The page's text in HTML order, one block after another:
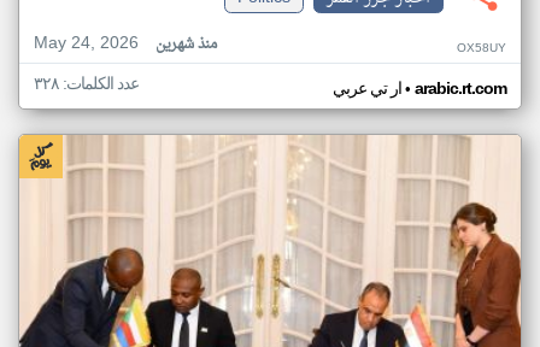
May 24, 2026
منذ شهرين OX58UY
ار تي عربي• arabic.rt.com عدد الكلمات: ٣٢٨